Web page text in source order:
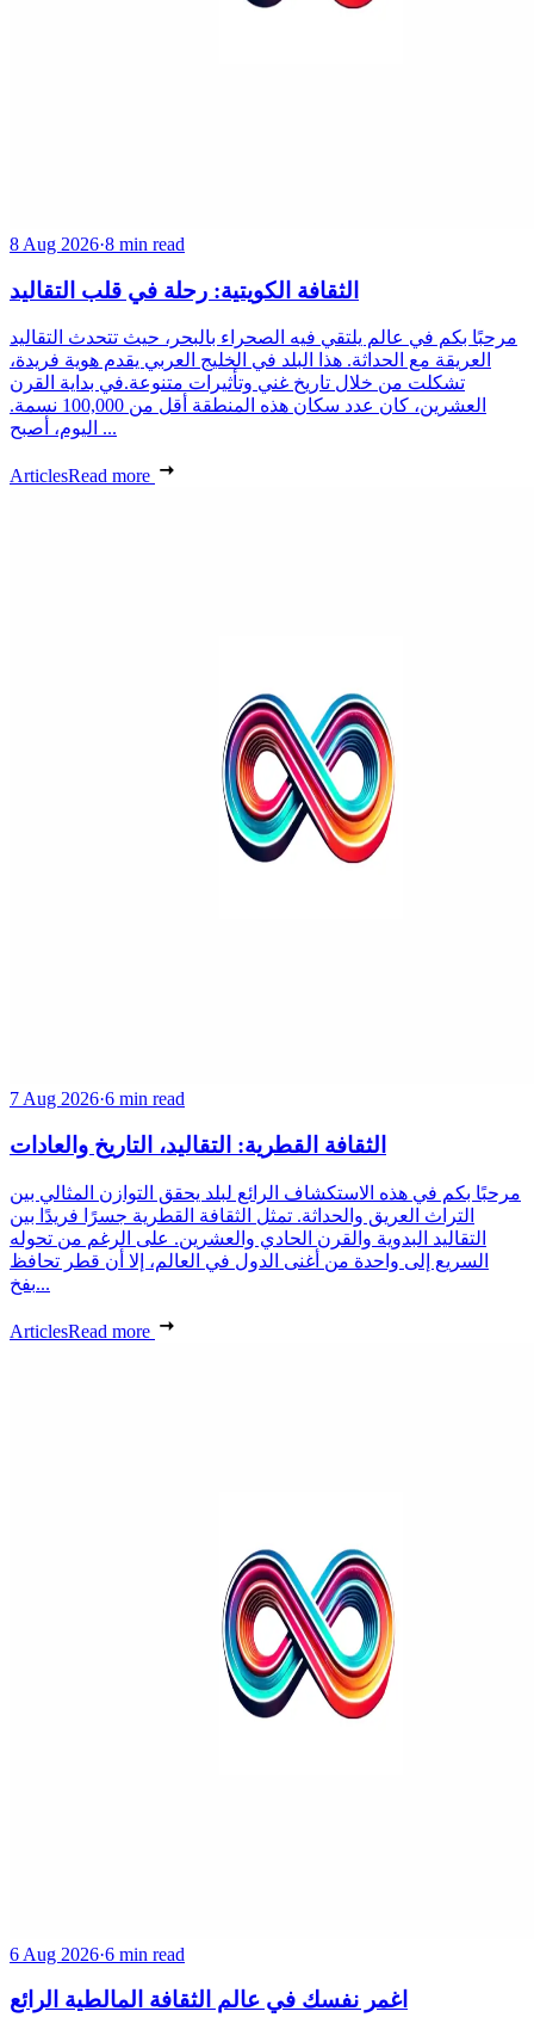
8 Aug 2026·8 min read
الثقافة الكويتية: رحلة في قلب التقاليد
مرحبًا بكم في عالم يلتقي فيه الصحراء بالبحر، حيث تتحدث التقاليد
العريقة مع الحداثة. هذا البلد في الخليج العربي يقدم هوية فريدة،
تشكلت من خلال تاريخ غني وتأثيرات متنوعة.في بداية القرن
العشرين، كان عدد سكان هذه المنطقة أقل من 100,000 نسمة.
اليوم، أصبح ...
ArticlesRead more
7 Aug 2026·6 min read
الثقافة القطرية: التقاليد، التاريخ والعادات
مرحبًا بكم في هذه الاستكشاف الرائع لبلد يحقق التوازن المثالي بين
التراث العريق والحداثة. تمثل الثقافة القطرية جسرًا فريدًا بين
التقاليد البدوية والقرن الحادي والعشرين. على الرغم من تحوله
السريع إلى واحدة من أغنى الدول في العالم، إلا أن قطر تحافظ
بفخ...
ArticlesRead more
6 Aug 2026·6 min read
اغمر نفسك في عالم الثقافة المالطية الرائع